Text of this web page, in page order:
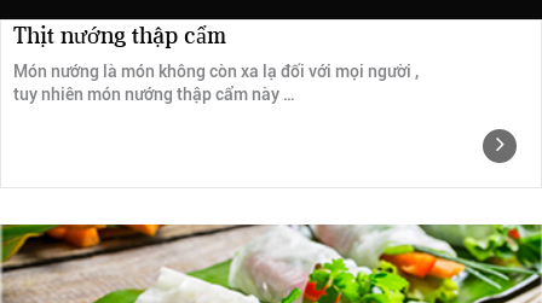
Thịt nướng thập cẩm
Món nướng là món không còn xa lạ đối với mọi người ,
tuy nhiên món nướng thập cẩm này …